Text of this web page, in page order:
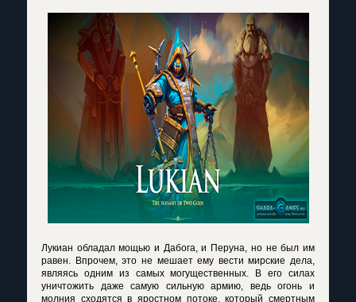
Лукиан обладал мощью и Дабога, и Перуна, но не был им
равен. Впрочем, это не мешает ему вести мирские дела,
являясь одним из самых могущественных. В его силах
уничтожить даже самую сильную армию, ведь огонь и
молния сходятся в яростном потоке, который смертным